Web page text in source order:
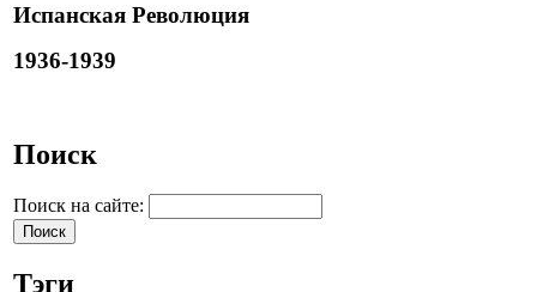
Испанская Революция
1936-1939
Поиск
Поиск на сайте:
Тэги